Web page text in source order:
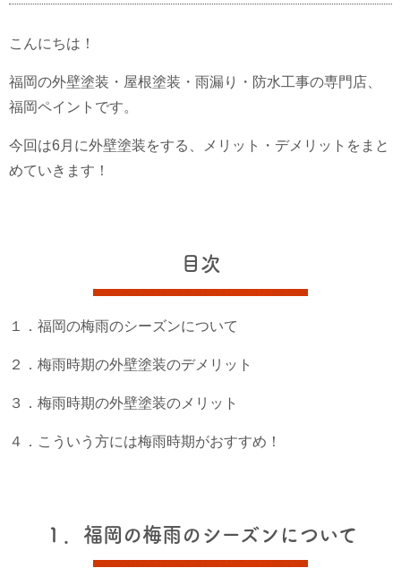
こんにちは！
福岡の外壁塗装・屋根塗装・雨漏り・防水工事の専門店、
福岡ペイントです。
今回は6月に外壁塗装をする、メリット・デメリットをまと
めていきます！
目次
１．福岡の梅雨のシーズンについて
２．梅雨時期の外壁塗装のデメリット
３．梅雨時期の外壁塗装のメリット
４．こういう方には梅雨時期がおすすめ！
１．福岡の梅雨のシーズンについて